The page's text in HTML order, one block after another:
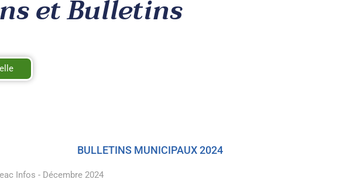
et Bulletins
BULLETINS MUNICIPAUX 2024
Infos - Décembre 2024